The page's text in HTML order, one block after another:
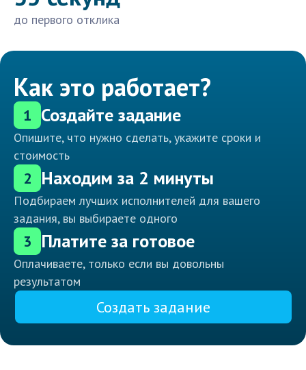
до первого отклика
Как это работает?
1 Создайте задание
Опишите, что нужно сделать, укажите сроки и
стоимость
2 Находим за 2 минуты
Подбираем лучших исполнителей для вашего
задания, вы выбираете одного
3 Платите за готовое
Оплачиваете, только если вы довольны
результатом
Создать задание